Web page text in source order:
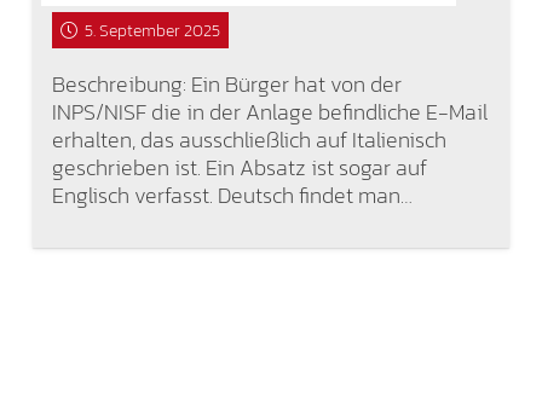
5. September 2025
Beschreibung: Ein Bürger hat von der
INPS/NISF die in der Anlage befindliche E-Mail
erhalten, das ausschließlich auf Italienisch
geschrieben ist. Ein Absatz ist sogar auf
Englisch verfasst. Deutsch findet man…